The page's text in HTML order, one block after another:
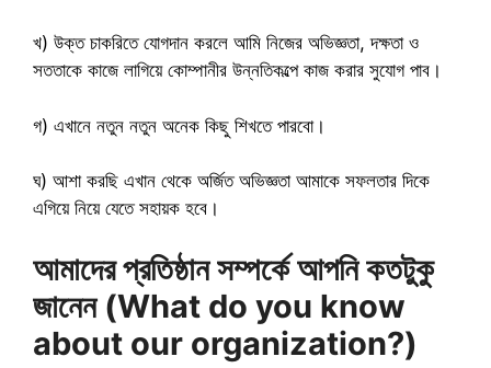
খ) উক্ত চাকরিতে যোগদান করলে আমি নিজের অভিজ্ঞতা, দক্ষতা ও
সততাকে কাজে লাগিয়ে কোম্পানীর উন্নতিকল্পে কাজ করার সুযোগ পাব।
গ) এখানে নতুন নতুন অনেক কিছু শিখতে পারবো।
ঘ) আশা করছি এখান থেকে অর্জিত অভিজ্ঞতা আমাকে সফলতার দিকে
এগিয়ে নিয়ে যেতে সহায়ক হবে।
আমাদের প্রতিষ্ঠান সম্পর্কে আপনি কতটুকু
জানেন (What do you know
about our organization?)